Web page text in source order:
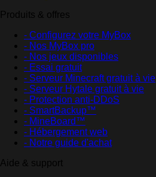
Produits & offres
- Configurez votre MyBox
- Nos MyBox pro
- Nos jeux disponibles
- Essai gratuit
- Serveur Minecraft gratuit à vie
- Serveur Hytale gratuit à vie
- Protection anti-DDoS
- SmartBackup™
- MineBoard™
- Hébergement web
- Notre guide d'achat
Aide & support